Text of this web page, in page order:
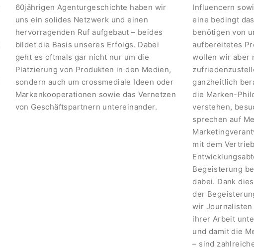
60jährigen Agenturgeschichte haben wir
uns ein solides Netzwerk und einen
hervorragenden Ruf aufgebaut – beides
bildet die Basis unseres Erfolgs. Dabei
geht es oftmals gar nicht nur um die
Platzierung von Produkten in den Medien,
sondern auch um crossmediale Ideen oder
Markenkooperationen sowie das Vernetzen
von Geschäftspartnern untereinander.
Influencern
eine bedingt
benötigen von
aufbereitetes
wollen wir aber
ganzheitlich
die Marken-
verstehen,
sprechen auf
mit dem
Begeisterung
dabei. Dank
der
wir
ihrer Arbeit
und damit die
– sind